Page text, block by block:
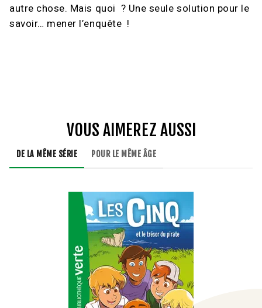
autre chose. Mais quoi ? Une seule solution pour le
savoir… mener l’enquête !
VOUS AIMEREZ AUSSI
DE LA MÊME SÉRIE POUR LE MÊME ÂGE